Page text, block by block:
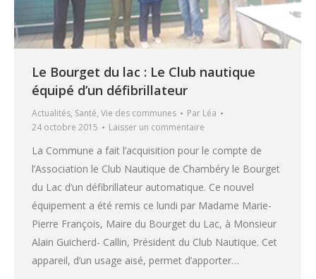
Le Bourget du lac : Le Club nautique
équipé d’un défibrillateur
Actualités, Santé, Vie des communes Par Léa
24 octobre 2015
Laisser un commentaire
La Commune a fait l’acquisition pour le compte de
l’Association le Club Nautique de Chambéry le Bourget
du Lac d’un défibrillateur automatique. Ce nouvel
équipement a été remis ce lundi par Madame Marie-
Pierre François, Maire du Bourget du Lac, à Monsieur
Alain Guicherd- Callin, Président du Club Nautique. Cet
appareil, d’un usage aisé, permet d’apporter…